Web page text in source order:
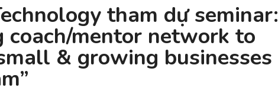
tham dự seminar:
coach/mentor network to
& growing businesses